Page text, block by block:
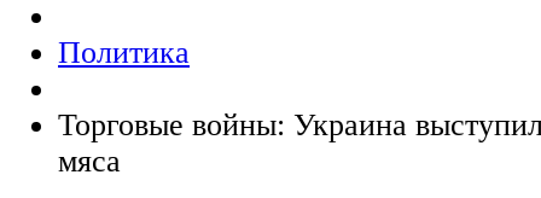
Политика
Торговые войны: Украина
мяса